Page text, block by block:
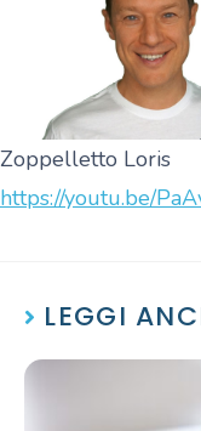
Zoppelletto Loris
https://youtu.be/
LEGGI